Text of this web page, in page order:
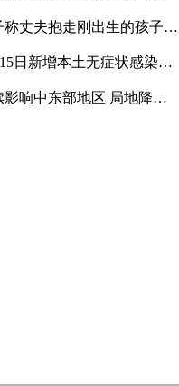
甘肃天水女子称丈夫抱走刚出生的孩子追讨彩礼 妇联：孩
新疆(含兵团)15日新增本土无症状感染者1例
强冷空气继续影响中东部地区 局地降温14℃以上